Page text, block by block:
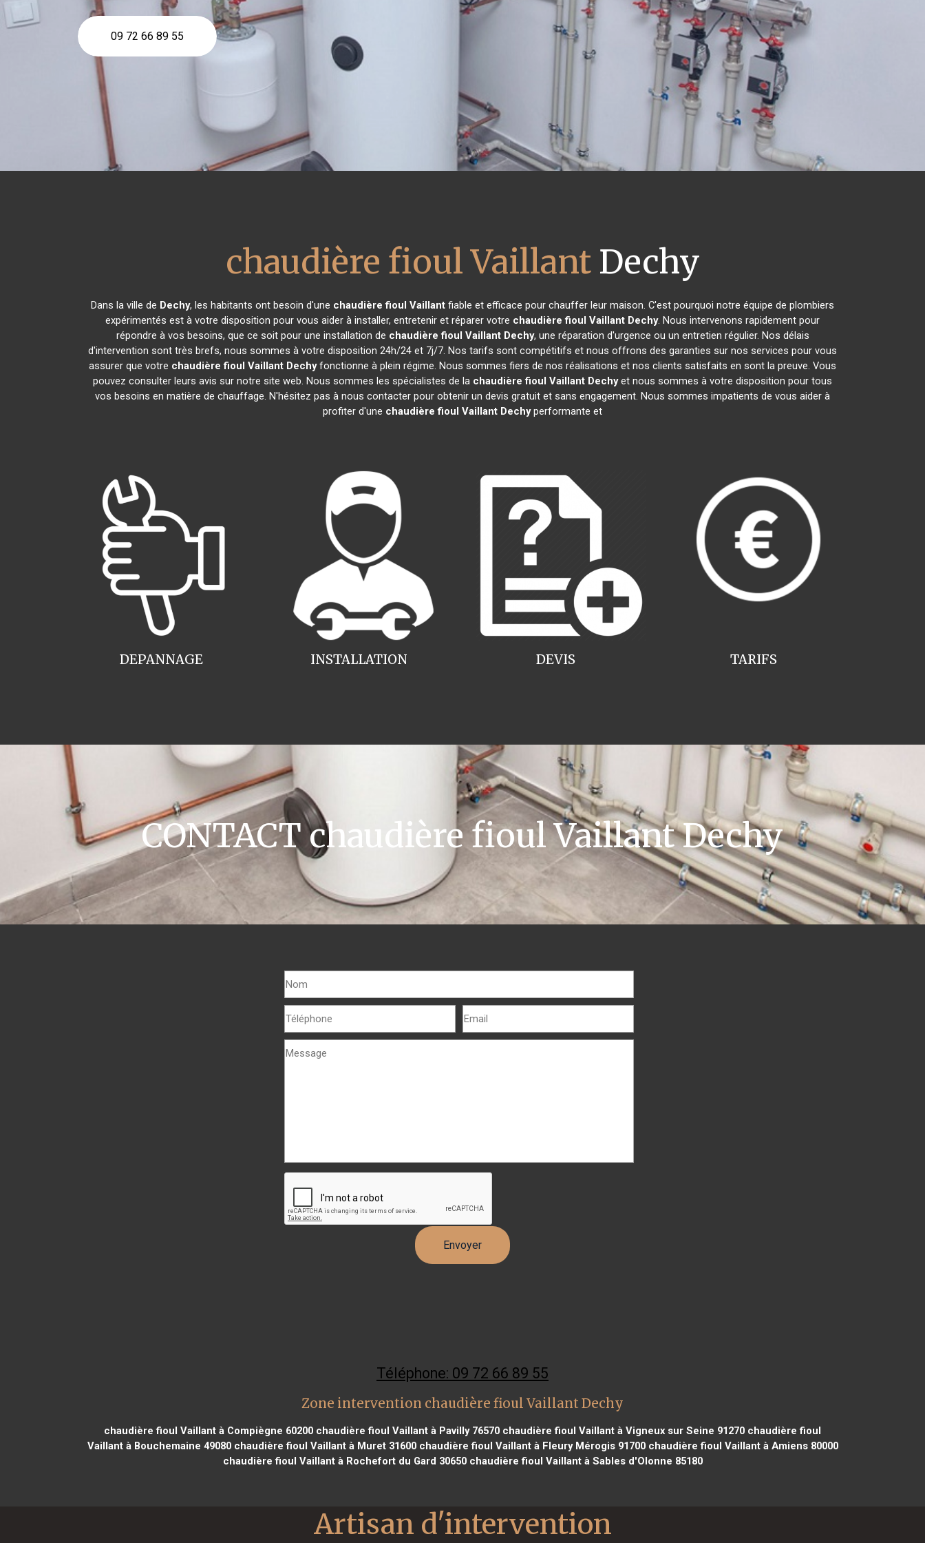
09 72 66 89 55
chaudière fioul VaillantDechy
Dans la ville de Dechy, les habitants ont besoin d'une chaudière fioul Vaillant fiable et efficace pour chauffer leur maison. C'est pourquoi notre équipe de plombiers
expérimentés est à votre disposition pour vous aider à installer, entretenir et réparer votre chaudière fioul Vaillant Dechy. Nous intervenons rapidement pour
répondre à vos besoins, que ce soit pour une installation de chaudière fioul Vaillant Dechy, une réparation d'urgence ou un entretien régulier. Nos délais
d'intervention sont très brefs, nous sommes à votre disposition 24h/24 et 7j/7. Nos tarifs sont compétitifs et nous offrons des garanties sur nos services pour vous
assurer que votre chaudière fioul Vaillant Dechyfonctionne à plein régime. Nous sommes fiers de nos réalisations et nos clients satisfaits en sont la preuve. Vous
pouvez consulter leurs avis sur notre site web. Nous sommes les spécialistes de la chaudière fioul Vaillant Dechyet nous sommes à votre disposition pour tous
vos besoins en matière de chauffage. N'hésitez pas à nous contacter pour obtenir un devis gratuit et sans engagement. Nous sommes impatients de vous aider à
profiter d'une chaudière fioul Vaillant Dechyperformante et
INSTALLATION
DEPANNAGE TARIFS
DEVIS
CONTACT chaudière fioul Vaillant Dechy
Téléphone: 09 72 66 89 55
Zone intervention chaudière fioul Vaillant Dechy
chaudière fioul Vaillant à Compiègne 60200 chaudière fioul Vaillant à Pavilly 76570 chaudière fioul Vaillant à Vigneux sur Seine 91270 chaudière fioul
Vaillant à Bouchemaine 49080chaudière fioul Vaillant à Muret 31600chaudière fioul Vaillant à Fleury Mérogis 91700chaudière fioul Vaillant à Amiens 80000
chaudière fioul Vaillant à Rochefort du Gard 30650chaudière fioul Vaillant à Sables d'Olonne 85180
Artisan d'intervention